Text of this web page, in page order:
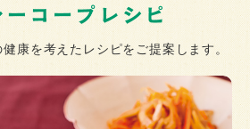
康を考えたレシピをご提案します。